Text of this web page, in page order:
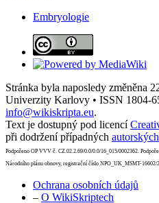
Embryologie
Stránka byla naposledy změněna
Univerzity Karlovy • ISSN 1804-
info@wikiskripta.eu.
Text je dostupný pod licencí
při dodržení případných
Podpořeno OP VVV č. CZ.02.2.69/0.0/0.0/16_015/0002362.
Národního plánu obnovy, registrační číslo NPO_UK_MSMT-16602/
Ochrana osobních údajů
– O WikiSkriptech